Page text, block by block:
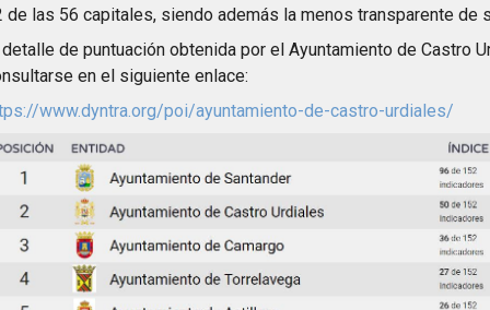
de las 56 capitales, siendo además la menos transparente de
de puntuación obtenida por el Ayuntamiento de Castro
en el siguiente enlace:
www.dyntra.org/poi/ayuntamiento-de-castro-urdiales/